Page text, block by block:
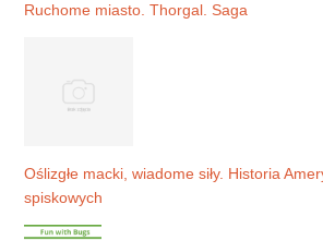
Ruchome miasto. Thorgal. Saga
Oślizgłe macki, wiadome siły. Historia
spiskowych